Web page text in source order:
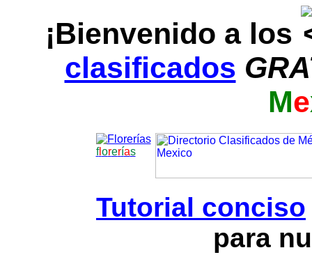
¡Bienvenido a los
clasificados
Me
florerías
Tutorial conciso
para